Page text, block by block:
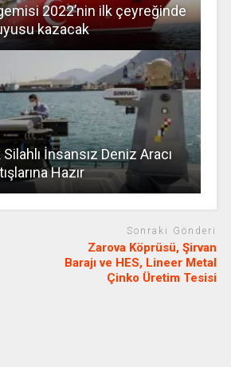
2022’nin ilk çeyreğinde
kazacak
İnsansız Deniz Aracı
Hazır
Sonraki Gönderi
Zarova Köprüsü, Şirvan
Barajı ve HES, Lineer Metal
Çinko Üretim Tesisi